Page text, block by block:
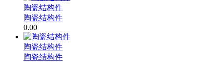
陶瓷结构件
陶瓷结构件
0.00
陶瓷结构件
陶瓷结构件